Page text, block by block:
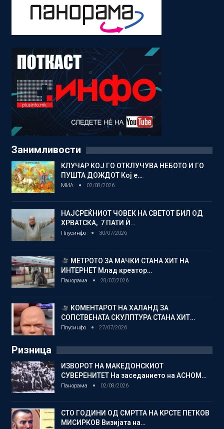
Занимливости
КЛУЧАР КОЈ ГО ОТКЛУЧУВА НЕБОТО И ГО
ПУШТА ДОЖДОТ Кој е…
МИА 02/08/2026
НАЈСРЕЌНИОТ ЧОВЕК НА СВЕТОТ БИЛ ОД
ХРВАТСКА, 7 ПАТИ Ѝ…
Плусинфо 30/07/2026
МЕТРОТО ЗА МАЧКИ СТАНА ХИТ НА
ИНТЕРНЕТ Млад креатор…
Панорама 28/07/2026
КОМЕНТАРОТ НА ХАЛАНД ЗА
СОПСТВЕНАТА СКУЛПТУРА СТАНА ХИТ…
Плусинфо 27/07/2026
Ризница
ИЗВОРОТ НА МАКЕДОНСКИОТ
СУВЕРЕНИТЕТ На заседанието на АСНОМ…
Панорама 02/08/2026
СТО ГОДИНИ ОД СМРТТА НА КРСТЕ ПЕТКОВ
МИСИРКОВ Визијата на…